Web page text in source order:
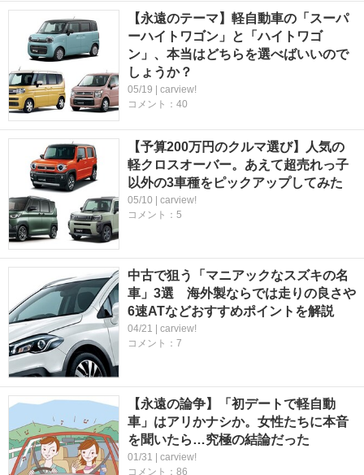
【永遠のテーマ】軽自動車の「スーパ
ーハイトワゴン」と「ハイトワゴ
ン」、本当はどちらを選べばいいので
しょうか？
05/19 | carview!
コメント：40
【予算200万円のクルマ選び】人気の
軽クロスオーバー。あえて超売れっ子
以外の3車種をピックアップしてみた
05/10 | carview!
コメント：5
中古で狙う「マニアックなスズキの名
車」3選 海外製ならでは走りの良さや
6速ATなどおすすめポイントを解説
04/21 | carview!
コメント：7
【永遠の論争】「初デートで軽自動
車」はアリかナシか。女性たちに本音
を聞いたら…究極の結論だった
01/31 | carview!
コメント：86